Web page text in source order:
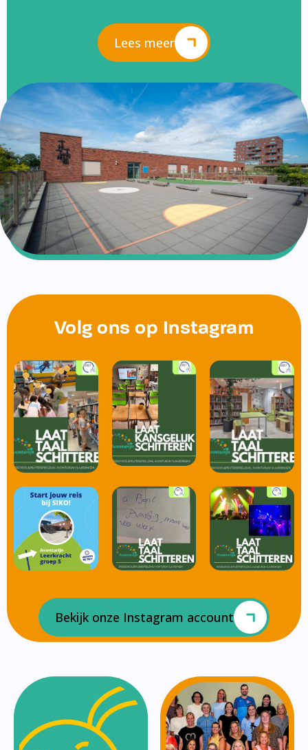
Lees meer
Volg ons op Instagram
Bekijk onze Instagram account